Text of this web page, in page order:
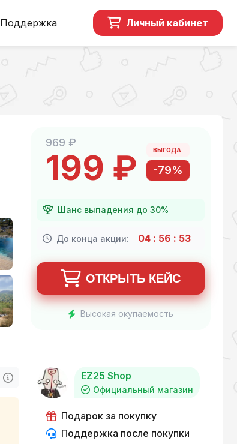
Поддержка Личный кабинет
969 ₽
199 ₽ ВЫГОДА
-79%
Шанс выпадения до 30%
До конца акции: 04 : 56 : 52
ОТКРЫТЬ КЕЙС
Высокая окупаемость
EZ25 Shop
Официальный магазин
Подарок за покупку
Поддержка после покупки